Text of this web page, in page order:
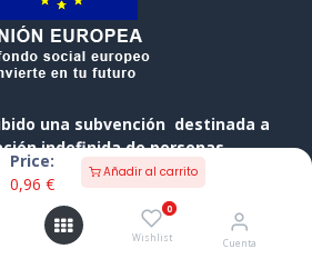
Price:
0,96 €
Añadir al carrito
0
Wishlist Cuenta
una subvención destinada a
indefinida de personas
al 50 % por el Gobierno de
Europeo a través del
de Cantabria 2014-2020